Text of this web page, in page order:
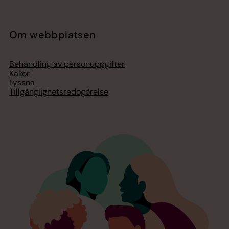
Om webbplatsen
Behandling av personuppgifter
Kakor
Lyssna
Tillgänglighetsredogörelse